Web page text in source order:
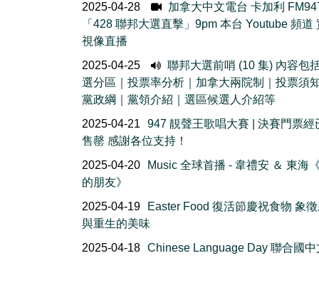
2025-04-28
加拿大中文電台 卡加利
「428 聯邦大選直擊」9pm 本台 Youtube 頻道
視像直播
2025-04-25
聯邦大選前哨 (10 集) 內容包
選分區｜投票率分析｜加拿大兩院制｜投票須
黨政綱｜黨領介紹｜選區候選人介紹等
2025-04-21
947 靚聲王歌唱大賽 | 決賽門票經
售罄 感謝各位支持！
2025-04-20
Music 全球首播 - 韋禮安 ＆ 東海
的朋友》
2025-04-19
Easter Food 復活節慶祝食物 象
與重生的美味
2025-04-18 Chinese Language Day 聯合國中